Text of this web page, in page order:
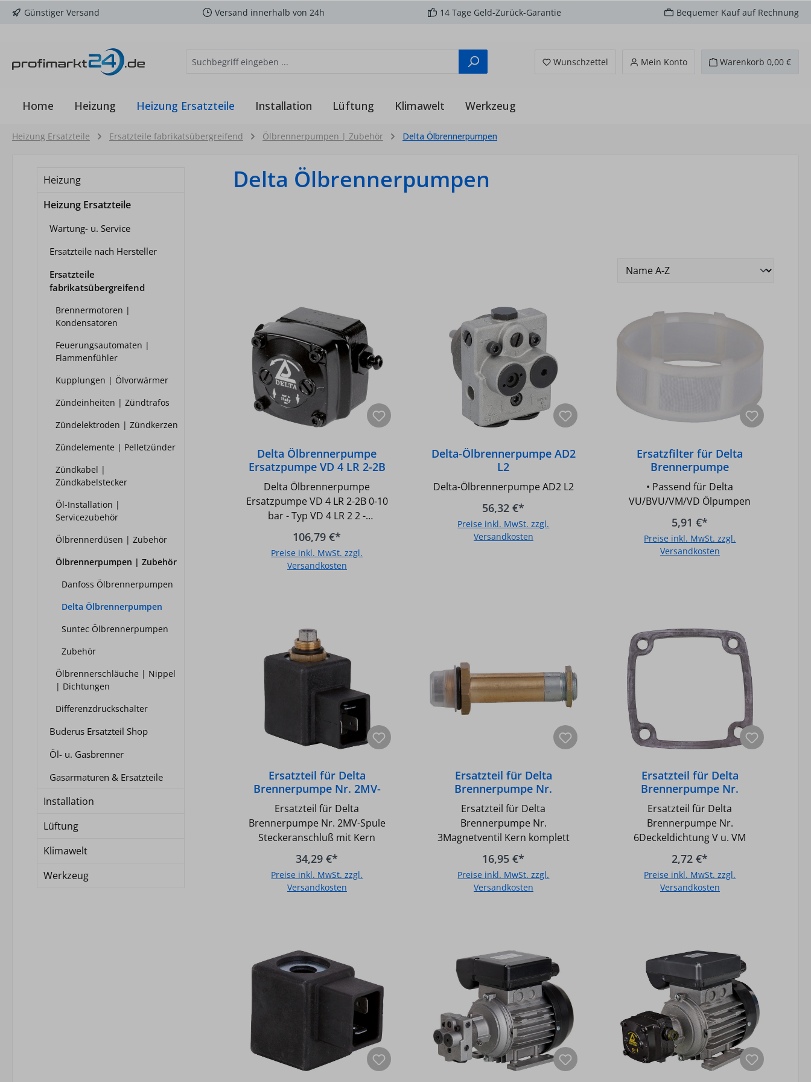
Hauptinhalt springen
Zur Suche springen
Zur Hauptnavigation springen
Günstiger Versand Versand innerhalb von 24h 14 Tage Geld-Zurück-Garantie Bequemer Kauf auf Rechnung
Wunschzettel Du hast 0 Produkte auf dem Merkzettel
Mein Konto Warenkorb 0,00 €
Home Heizung Heizung Ersatzteile Installation Lüftung Klimawelt Werkzeug
Heizung Ersatzteile Ersatzteile fabrikatsübergreifend Ölbrennerpumpen | Zubehör Delta Ölbrennerpumpen
Heizung
Heizung Ersatzteile
Wartung- u. Service
Ersatzteile nach Hersteller
Ersatzteile
fabrikatsübergreifend
Brennermotoren |
Kondensatoren
Feuerungsautomaten |
Flammenfühler
Kupplungen | Ölvorwärmer
Zündeinheiten | Zündtrafos
Zündelektroden | Zündkerzen
Zündelemente | Pelletzünder
Zündkabel |
Zündkabelstecker
Öl-Installation |
Servicezubehör
Ölbrennerdüsen | Zubehör
Ölbrennerpumpen | Zubehör
Danfoss Ölbrennerpumpen
Delta Ölbrennerpumpen
Suntec Ölbrennerpumpen
Zubehör
Ölbrennerschläuche | Nippel
| Dichtungen
Differenzdruckschalter
Buderus Ersatzteil Shop
Öl- u. Gasbrenner
Gasarmaturen & Ersatzteile
Installation
Lüftung
Klimawelt
Werkzeug
Delta Ölbrennerpumpen
Delta Ölbrennerpumpe
Ersatzpumpe VD 4 LR 2-2B
0-10 bar
Delta Ölbrennerpumpe
Ersatzpumpe VD 4 LR 2-2B 0-10
bar - Typ VD 4 LR 2 2 -
Düsenleistung: 105 l/h (bei 3
bar) - Ohne Magnetventil -
Druckbereich 0 bis 4 bar - Bei
Auslieferung auf
106,79 €*
Preise inkl. MwSt. zzgl.
Versandkosten
Delta-Ölbrennerpumpe AD2
L2
Delta-Ölbrennerpumpe AD2 L2
56,32 €*
Preise inkl. MwSt. zzgl.
Versandkosten
Ersatzfilter für Delta
Brennerpumpe
VU/BVU/VM/VD
• Passend für Delta
VU/BVU/VM/VD Ölpumpen
5,91 €*
Preise inkl. MwSt. zzgl.
Versandkosten
Ersatzteil für Delta
Brennerpumpe Nr. 2MV-
Spule Steckeranschluß mit
Kern
Ersatzteil für Delta
Brennerpumpe Nr. 2MV-Spule
Steckeranschluß mit Kern
34,29 €*
Preise inkl. MwSt. zzgl.
Versandkosten
Ersatzteil für Delta
Brennerpumpe Nr.
3Magnetventil Kern
komplett
Ersatzteil für Delta
Brennerpumpe Nr.
3Magnetventil Kern komplett
16,95 €*
Preise inkl. MwSt. zzgl.
Versandkosten
Ersatzteil für Delta
Brennerpumpe Nr.
6Deckeldichtung V u. VM
Ersatzteil für Delta
Brennerpumpe Nr.
6Deckeldichtung V u. VM
2,72 €*
Preise inkl. MwSt. zzgl.
Versandkosten